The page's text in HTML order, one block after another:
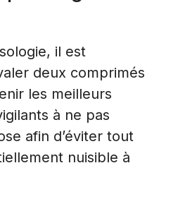
il est
deux comprimés
les meilleurs
à ne pas
afin d’éviter tout
nuisible à